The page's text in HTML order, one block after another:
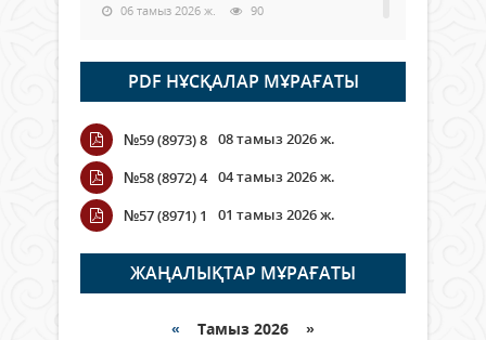
06 тамыз 2026 ж. 90
Open Air: Қызылорда облысы
полиция департаменті 20
мыңнан астам көрерменнің
қауіпсіздігін қамтамасыз етті
06 тамыз 2026 ж.
Wi-Fi ҚАБЫРҒА АРҚЫЛЫ ҚАЛАЙ
ӨТЕДІ?
06 тамыз 2026 ж. 267
граждане Казахстана,
PDF НҰСҚАЛАР МҰРАҒАТЫ
№59 (8973) 8 08 тамыз 2026 ж.
№58 (8972) 4 04 тамыз 2026 ж.
№57 (8971) 1
01 тамыз 2026 ж.
ЖАҢАЛЫҚТАР МҰРАҒАТЫ
« Тамыз 2026 »